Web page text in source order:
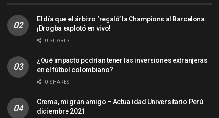
El día que el árbitro ‘regaló’ la Champions al Barcelona:
¡Drogba explotó en vivo!
0 SHARES
¿Qué impacto podrían tener las inversiones extranjeras
en el fútbol colombiano?
0 SHARES
Crema, mi gran amigo – Actualidad Universitario Perú
diciembre 2021